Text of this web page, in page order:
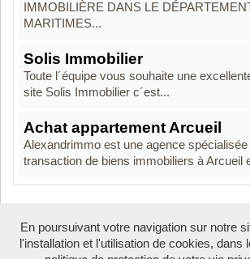
IMMOBILIÈRE DANS LE
MARITIMES...
Solis Immobilier
Toute l´équipe vous souhaite une
site Solis Immobilier c´est...
Achat appartement Arcueil
Alexandrimmo est une agence spécialisée
transaction de biens immobiliers à Arcueil
Boosté par Arfooo 2.02 - © 2007
En poursuivant votre navigation sur notre
l'installation et l'utilisation de cookies, dans